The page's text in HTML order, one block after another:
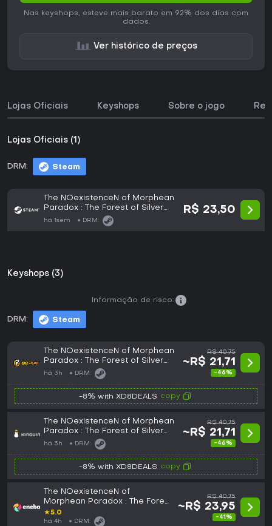
Nas keyshops, esteve mais barato em 92% dos dias com
dados.
Ver histórico de preços
Lojas Oficiais Keyshops Sobre o jogo
Lojas Oficiais (1)
DRM: Steam
The NOexistenceN of Morphean
Paradox : The Forest of Silver
Shallots
há 1sem DRM:
R$ 23,50
Keyshops (3)
DRM: Steam
Informação de risco:
The NOexistenceN of Morphean
Paradox : The Forest of Silver
Shallots PC Steam CD Key
há 3h DRM:
R$ 40,75
~R$ 21,71
-46%
-8% with XD8DEALS copy
The NOexistenceN of Morphean
Paradox : The Forest of Silver
Shallots PC Steam CD Key
há 3h DRM:
R$ 40,75
~R$ 21,71
-46%
-8% with XD8DEALS copy
The NOexistenceN of
Morphean Paradox : The Forest
of Silver Shallots Steam Key
(PC) GLOBAL
★5.0
há 4h DRM:
R$ 40,75
~R$ 23,95
-41%